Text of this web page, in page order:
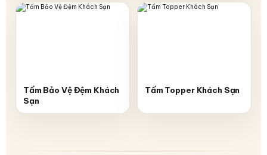
Tấm Bảo Vệ Đệm Khách
Sạn
Tấm Topper Khách Sạn